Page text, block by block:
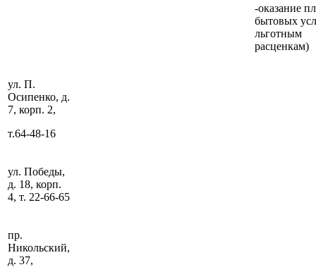
-оказание
бытовых
льготным
расценкам)
ул. П.
Осипенко, д.
7, корп. 2,
т.64-48-16
ул. Победы,
д. 18, корп.
4, т. 22-66-65
пр.
Никольский,
д. 37,